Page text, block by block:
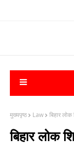
मुख्यपृष्ठ Law बिहार
बिहार लोक